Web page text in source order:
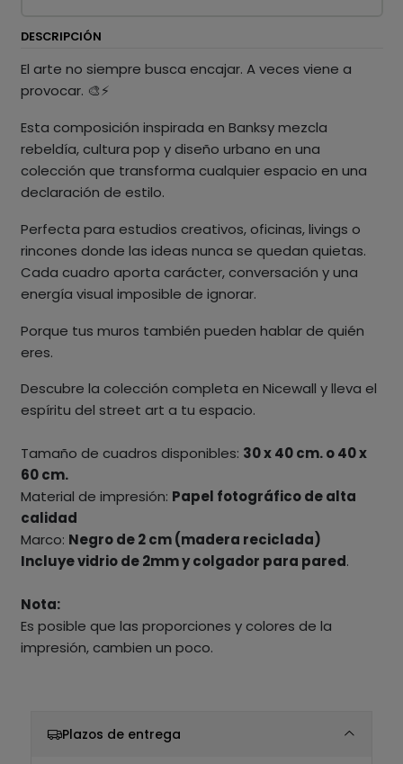
DESCRIPCIÓN
El arte no siempre busca encajar. A veces viene a
provocar. 🎨⚡
Esta composición inspirada en Banksy mezcla
rebeldía, cultura pop y diseño urbano en una
colección que transforma cualquier espacio en una
declaración de estilo.
Perfecta para estudios creativos, oficinas, livings o
rincones donde las ideas nunca se quedan quietas.
Cada cuadro aporta carácter, conversación y una
energía visual imposible de ignorar.
Porque tus muros también pueden hablar de quién
eres.
Descubre la colección completa en Nicewall y lleva el
espíritu del street art a tu espacio.
⁣Tamaño de cuadros disponibles: 30 x 40 cm. o 40 x
60 cm.
Material de impresión: Papel fotográfico de alta
calidad
Marco: Negro de 2 cm (madera reciclada)
Incluye vidrio de 2mm y colgador para pared.
Nota:
Es posible que las proporciones y colores de la
impresión, cambien un poco.
Plazos de entrega